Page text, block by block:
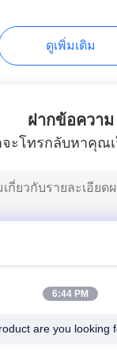
เครื่องท
ทดสอบรั
ดูเพิ่มเติม
ฝากข้อความ
จะโทรกลับหาคุณเ
6:44 PM
are you looking